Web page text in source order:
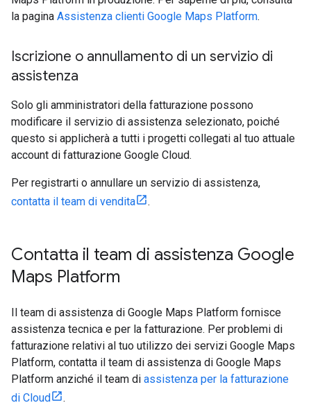
la pagina Assistenza clienti Google Maps Platform.
Iscrizione o annullamento di un servizio di
assistenza
Solo gli amministratori della fatturazione possono
modificare il servizio di assistenza selezionato, poiché
questo si applicherà a tutti i progetti collegati al tuo attuale
account di fatturazione Google Cloud.
Per registrarti o annullare un servizio di assistenza,
contatta il team di vendita
.
Contatta il team di assistenza Google
Maps Platform
Il team di assistenza di Google Maps Platform fornisce
assistenza tecnica e per la fatturazione. Per problemi di
fatturazione relativi al tuo utilizzo dei servizi Google Maps
Platform, contatta il team di assistenza di Google Maps
Platform anziché il team di assistenza per la fatturazione
di Cloud
.